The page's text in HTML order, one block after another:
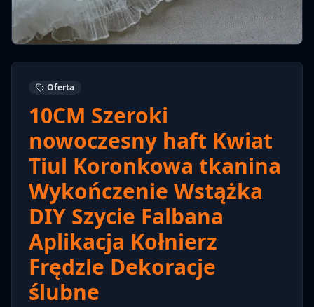
Oferta
10CM Szeroki
nowoczesny haft Kwiat
Tiul Koronkowa tkanina
Wykończenie Wstążka
DIY Szycie Falbana
Aplikacja Kołnierz
Frędzle Dekoracje
ślubne